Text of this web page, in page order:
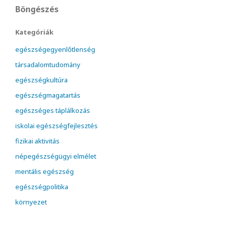
Böngészés
Kategóriák
egészségegyenlőtlenség
társadalomtudomány
egészségkultúra
egészségmagatartás
egészséges táplálkozás
iskolai egészségfejlesztés
fizikai aktivitás
népegészségügyi elmélet
mentális egészség
egészségpolitika
környezet